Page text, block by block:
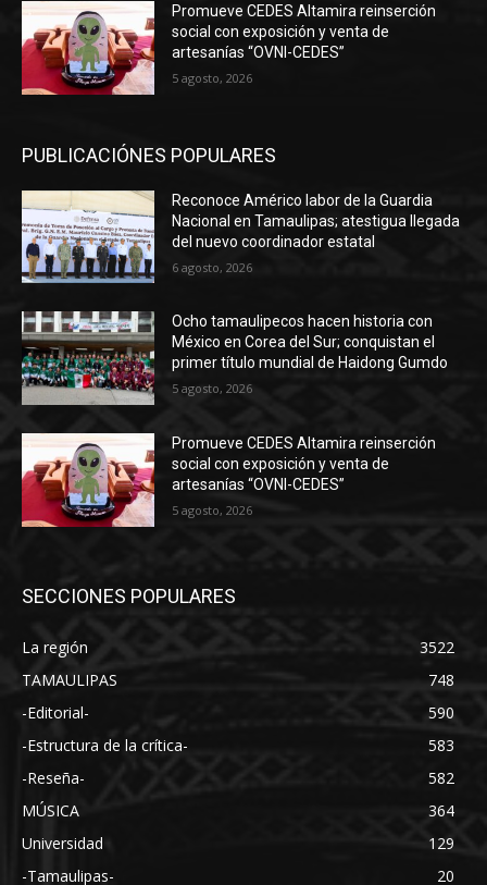
Promueve CEDES Altamira reinserción
social con exposición y venta de
artesanías “OVNI-CEDES”
5 agosto, 2026
PUBLICACIÓNES POPULARES
Reconoce Américo labor de la Guardia
Nacional en Tamaulipas; atestigua llegada
del nuevo coordinador estatal
6 agosto, 2026
Ocho tamaulipecos hacen historia con
México en Corea del Sur; conquistan el
primer título mundial de Haidong Gumdo
5 agosto, 2026
Promueve CEDES Altamira reinserción
social con exposición y venta de
artesanías “OVNI-CEDES”
5 agosto, 2026
SECCIONES POPULARES
La región
3522
TAMAULIPAS
748
-Editorial-
590
-Estructura de la crítica-
583
-Reseña-
582
MÚSICA
364
Universidad
129
-Tamaulipas-
20